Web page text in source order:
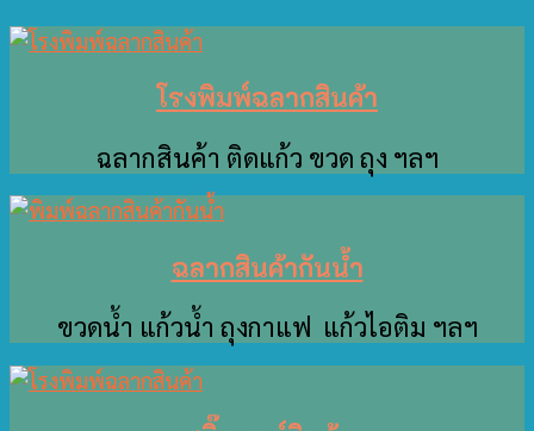
โรงพิมพ์ฉลากสินค้า
ฉลากสินค้า ติดแก้ว ขวด ถุง ฯลฯ
ฉลากสินค้ากันน้ำ
ขวดน้ำ แก้วน้ำ ถุงกาแฟ แก้วไอติม ฯลฯ